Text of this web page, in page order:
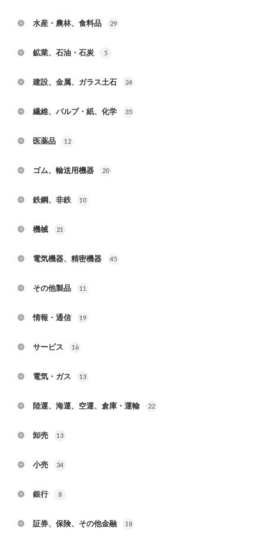
水産・農林、食料品 29
鉱業、石油・石炭 5
建設、金属、ガラス土石 24
繊維、パルプ・紙、化学 35
医薬品 12
ゴム、輸送用機器 20
鉄鋼、非鉄 10
機械 21
電気機器、精密機器 45
その他製品 11
情報・通信 19
サービス 16
電気・ガス 13
陸運、海運、空運、倉庫・運輸 22
卸売 13
小売 34
銀行 8
証券、保険、その他金融 18